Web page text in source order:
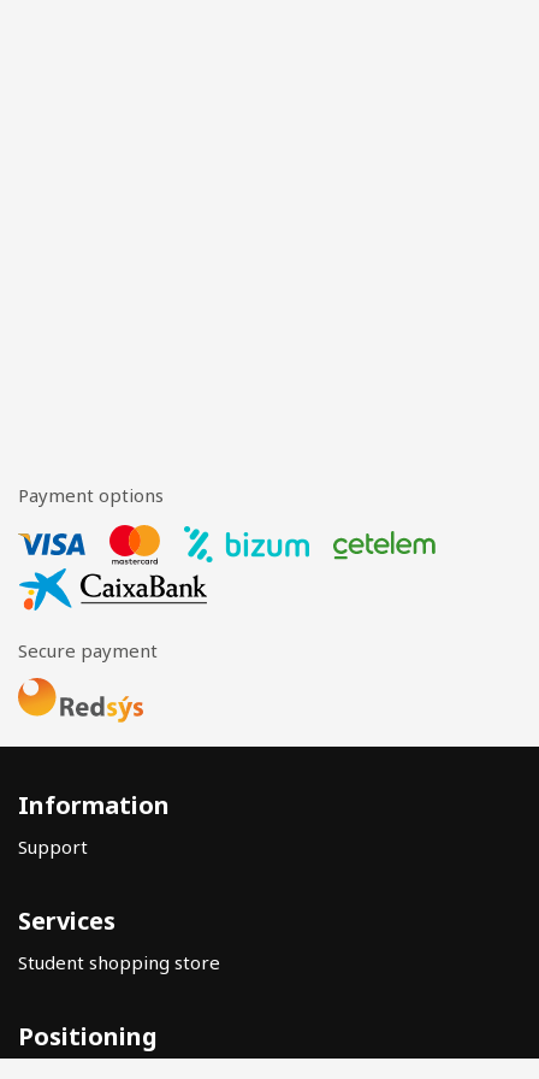
Payment options
Secure payment
Information
Support
Services
Student shopping store
Positioning